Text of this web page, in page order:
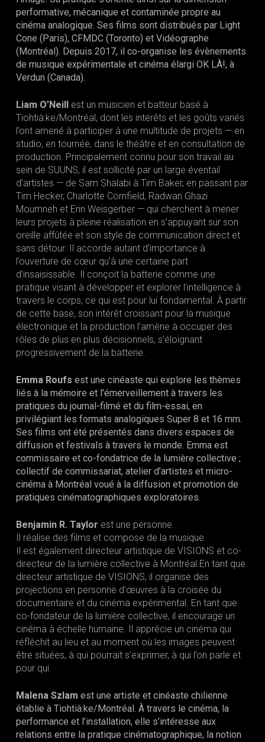
performative, mécanique et contaminée propre au
cinéma analogique. Ses films sont distribués par Light
Cone (Paris), CFMDC (Toronto) et Vidéographe
(Montréal). Depuis 2017, il co-organise les évènements
de musique expérimentale et cinéma élargi OK LÀ!, à
Verdun (Canada).
Liam O’Neill est un musicien et batteur basé à
Tiohtià:ke/Montréal, dont les intérêts et les goûts variés
l’ont amené à participer à une multitude de projets — en
studio, en tournée, dans le théâtre et en consultation de
production. Principalement connu pour son travail au
sein de SUUNS, il est sollicité par un large éventail
d’artistes — de Sam Shalabi à Tim Baker, en passant par
Tim Hecker, Charlotte Cornfield, Radwan Ghazi
Moumneh et Erin Weisgerber — qui cherchent à mener
leurs projets à pleine réalisation en s’appuyant sur son
oreille affûtée et son style de communication direct et
sans détour. Il accorde autant d’importance à
l’ouverture de cœur qu’à une certaine part
d’insaisissable. Il conçoit la batterie comme une
pratique visant à développer et explorer l’intelligence à
travers le corps, ce qui est pour lui fondamental. À partir
de cette base, son intérêt croissant pour la musique
électronique et la production l’amène à occuper des
rôles de plus en plus décisionnels, s’éloignant
progressivement de la batterie.
Emma Roufs est une cinéaste qui explore les thèmes
liés à la mémoire et l’émerveillement à travers les
pratiques du journal-filmé et du film-essai, en
privilégiant les formats analogiques Super 8 et 16 mm.
Ses films ont été présentés dans divers espaces de
diffusion et festivals à travers le monde. Emma est
commissaire et co-fondatrice de la lumière collective ;
collectif de commissariat, atelier d’artistes et micro-
cinéma à Montréal voué à la diffusion et promotion de
pratiques cinématographiques exploratoires.
Benjamin R. Taylor est une personne.
Il réalise des films et compose de la musique.
Il est également directeur artistique de VISIONS et co-
directeur de la lumière collective à Montréal.En tant que
directeur artistique de VISIONS, il organise des
projections en personne d’œuvres à la croisée du
documentaire et du cinéma expérimental. En tant que
co-fondateur de la lumière collective, il encourage un
cinéma à échelle humaine. Il apprécie un cinéma qui
réfléchit au lieu et au moment où les images peuvent
être situées, à qui pourrait s’exprimer, à qui l’on parle et
pour qui.
Malena Szlam est une artiste et cinéaste chilienne
établie à Tiohtià:ke/Montréal. À travers le cinéma, la
performance et l’installation, elle s’intéresse aux
relations entre la pratique cinématographique, la notion